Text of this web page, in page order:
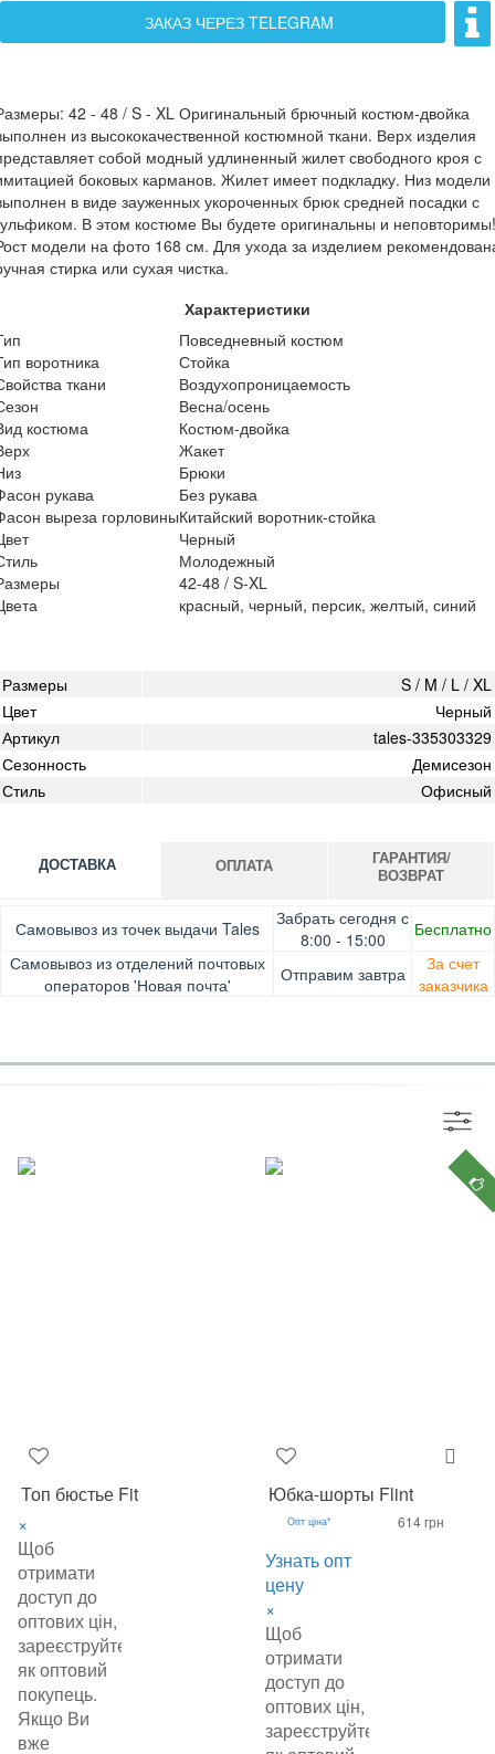
ЗАКАЗ ЧЕРЕЗ TELEGRAM
42 - 48 / S - XL Оригинальный брючный костюм-двойка
из высококачественной костюмной ткани. Верх изделия
собой модный удлиненный жилет свободного кроя с
боковых карманов. Жилет имеет подкладку. Низ модели
в виде зауженных укороченных брюк средней посадки с
В этом костюме Вы будете оригинальны и неповторимы!
модели на фото 168 см. Для ухода за изделием
стирка или сухая чистка.
Характеристики
Повседневный костюм
воротника
Стойка
ткани
Воздухопроницаемость
Весна/осень
костюма
Костюм-двойка
Жакет
Брюки
рукава
Без рукава
выреза горловиныКитайский воротник-стойка
Черный
Молодежный
42-48 / S-XL
красный, черный, персик, желтый, синий
Размеры
S / M / L / XL
Цвет
Черный
Артикул
tales-335303329
Сезонность
Демисезон
Стиль
Офисный
ДОСТАВКА
Самовывоз из точек выдачи Tales
Забрать сегодня с
8:00 - 15:00
Бесплатно
Самовывоз из отделений почтовых
операторов 'Новая почта'
Отправим завтра
За счет
заказчика
ОПЛАТА
Оплата при получении товара, Картой онлайн, Google
Pay, Безналичными для юридических лиц, Безналичными
для физических лиц, Apple Pay, Mastercard, Visa
ГАРАНТИЯ/
ВОЗВРАТ
Гарантия. Обмен/возврат товара в течение 14 дней.
Доставка за счет заказчика
Топ бюстье Fit
×
Щоб
отримати
доступ до
оптових цін,
зареєструйтеся
як оптовий
покупець.
Якщо Ви
вже
Юбка-шорты Flint
Опт ціна*
Узнать опт
цену
×
Щоб
отримати
доступ до
оптових цін,
зареєструйтеся
614 грн